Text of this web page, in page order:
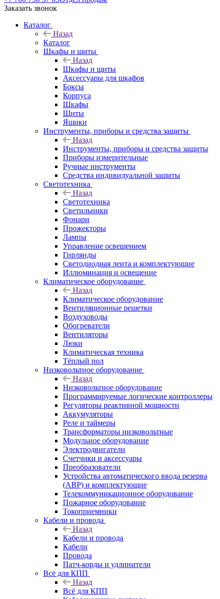
Заказать звонок
Каталог
Назад
Каталог
Шкафы и щиты
Назад
Шкафы и щиты
Аксессуары для шкафов
Боксы
Корпуса
Шкафы
Щиты
Ящики
Инструменты, приборы и средства защиты
Назад
Инструменты, приборы и средства защиты
Приборы измерительные
Ручные инструменты
Средства индивидуальной защиты
Светотехника
Назад
Светотехника
Светильники
Фонари
Прожекторы
Лампы
Управление освещением
Гирлянды
Светодиодная лента и комплектующие
Иллюминация и освещение
Климатическое оборудование
Назад
Климатическое оборудование
Вентиляционные решетки
Воздуховоды
Обогреватели
Вентиляторы
Люки
Климатическая техника
Тёплый пол
Низковольтное оборудование
Назад
Низковольтное оборудование
Программируемые логические контроллеры
Регуляторы реактивной мощности
Аккумуляторы
Реле и таймеры
Трансформаторы низковольтные
Модульное оборудование
Электродвигатели
Счетчики и аксессуары
Преобразователи
Устройства автоматического ввода резерва
(АВР) и комплектующие
Телекоммуникационное оборудование
Пожарное оборудование
Токоприемники
Кабели и провода
Назад
Кабели и провода
Кабели
Провода
Патч-корды и удлинители
Всё для КПП
Назад
Всё для КПП